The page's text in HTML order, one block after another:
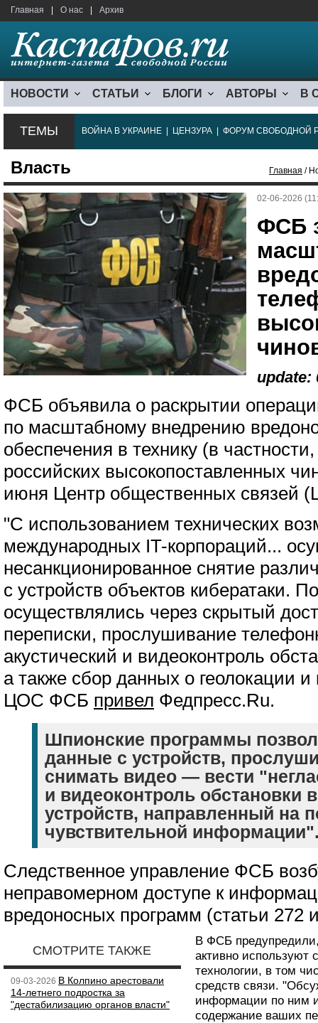
Главная О нас Архив
НОВОСТИ СТАТЬИ БЛОГИ АВТОРЫ В
ТЕМЫ ВОЙНА В УКРАИНЕ ЦЕНЗУРА ФОРУМ СВОБОДНОЙ
Власть Главная /
02-06-2026
ФСБ
update:
ФСБ объявила о раскрытии
по масштабному внедрению
обеспечения в технику (в
российских высокопоставленных
июня Центр общественных связей
"С использованием технических
международных IT-корпораций...
несанкционированное снятие
с устройств объектов кибератаки.
осуществлялись через скрытый
переписки, прослушивание
акустический и видеоконтроль
а также сбор данных о геолокации
ЦОС ФСБ привел Федпресс.Ru.
Шпионские программы
данные с устройств,
снимать видео — вести
и видеоконтроль обстановки
устройств, направленный на
чувствительной
Следственное управление ФСБ
неправомерном доступе к
вредоносных программ (статьи 272
СМОТРИТЕ ТАКЖЕ
09-03-2026 В Колпино арестовали
14-летнего подростка за
"дестабилизацию органов власти"
В ФСБ
активно
технологии, в том
средств связи.
информации по ним
содержание ваших